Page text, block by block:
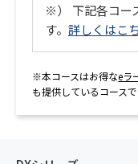
※） 下記各コー
す。 詳しくはこ
※本コースはお得なeラ
も提供しているコースで